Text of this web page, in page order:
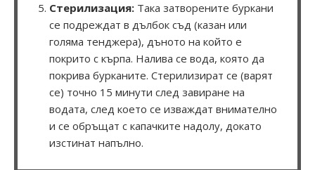
Стерилизация: Така затворените буркани
се подреждат в дълбок съд (казан или
голяма тенджера), дъното на който е
покрито с кърпа. Налива се вода, която да
покрива бурканите. Стерилизират се (варят
се) точно 15 минути след завиране на
водата, след което се изваждат внимателно
и се обръщат с капачките надолу, докато
изстинат напълно.